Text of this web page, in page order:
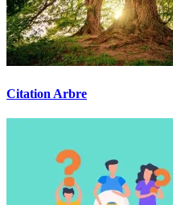
Citation Arbre